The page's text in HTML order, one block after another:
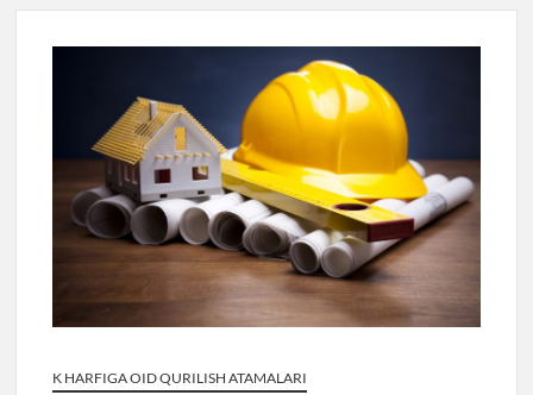
K HARFIGA OID QURILISH ATAMALARI